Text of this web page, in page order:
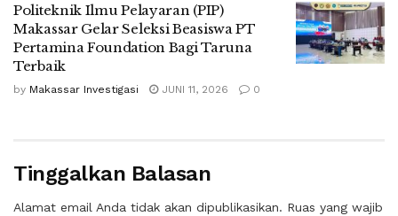
Politeknik Ilmu Pelayaran (PIP)
Makassar Gelar Seleksi Beasiswa PT
Pertamina Foundation Bagi Taruna
Terbaik
by Makassar Investigasi JUNI 11, 2026 0
Tinggalkan Balasan
Alamat email Anda tidak akan dipublikasikan. Ruas yang wajib